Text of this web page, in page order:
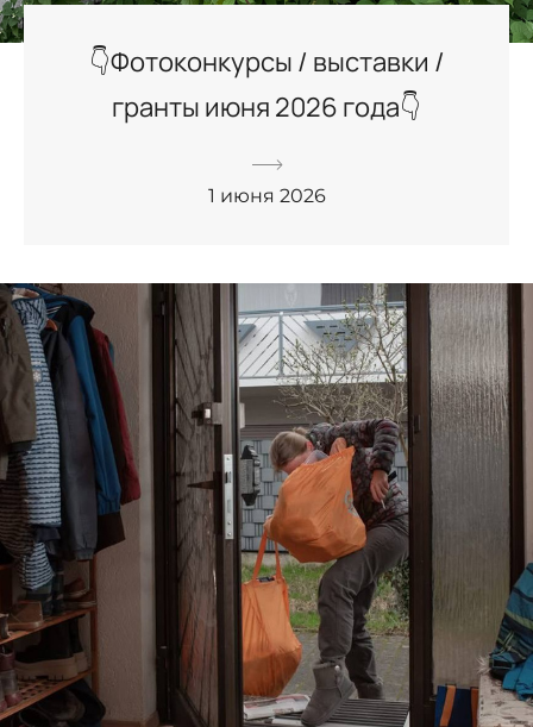
👇Фотоконкурсы / выставки /
гранты июня 2026 года👇
1 июня 2026